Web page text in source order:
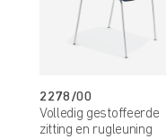
2278/00
Volledig gestoffeerde
zitting en rugleuning